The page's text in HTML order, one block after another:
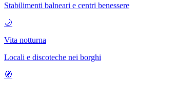
Stabilimenti balneari e centri benessere
🌙
Vita notturna
Locali e discoteche nei borghi
🧭